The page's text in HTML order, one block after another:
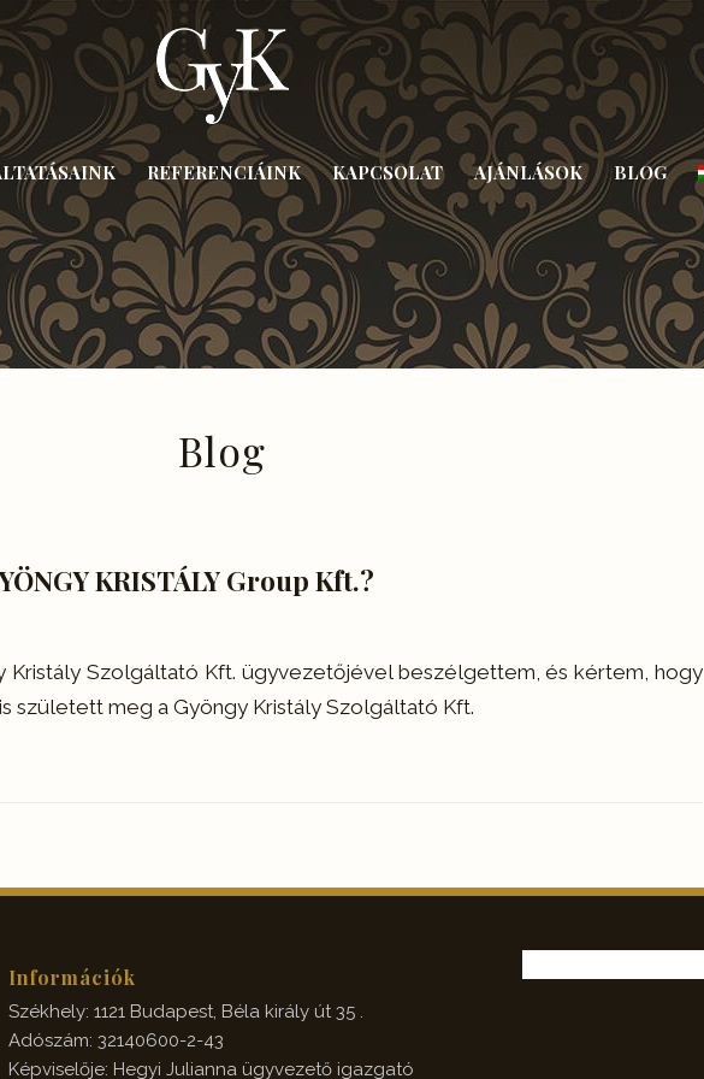
REFERENCIÁINK KAPCSOLAT AJÁNLÁSOK BLOG
Blog
KRISTÁLY Group Kft.?
Kristály Szolgáltató Kft. ügyvezetőjével beszélgettem, és kértem, hogy
született meg a Gyöngy Kristály Szolgáltató Kft.
Információk
Székhely: 1121 Budapest, Béla király út 35 .
Adószám: 32140600-2-43
Képviselője: Hegyi Julianna ügyvezető igazgató